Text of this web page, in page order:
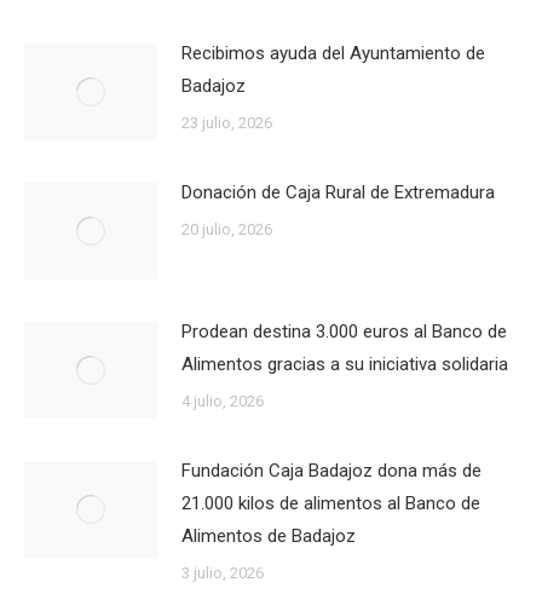
Recibimos ayuda del Ayuntamiento de
Badajoz
23 julio, 2026
Donación de Caja Rural de Extremadura
20 julio, 2026
Prodean destina 3.000 euros al Banco de
Alimentos gracias a su iniciativa solidaria
4 julio, 2026
Fundación Caja Badajoz dona más de
21.000 kilos de alimentos al Banco de
Alimentos de Badajoz
3 julio, 2026